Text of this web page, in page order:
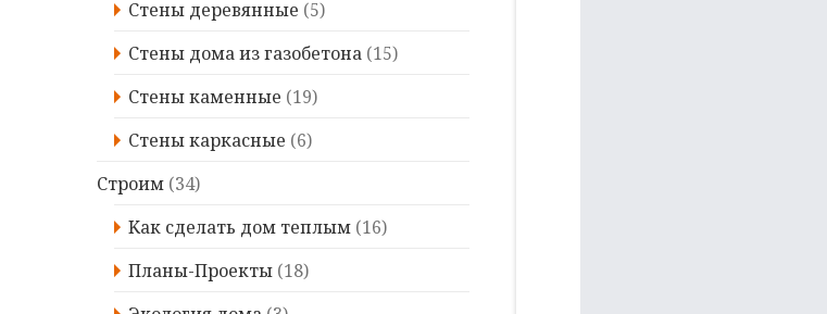
Стены деревянные (5)
Стены дома из газобетона (15)
Стены каменные (19)
Стены каркасные (6)
Строим (34)
Kaк сделать дом теплым (16)
Планы-Проекты (18)